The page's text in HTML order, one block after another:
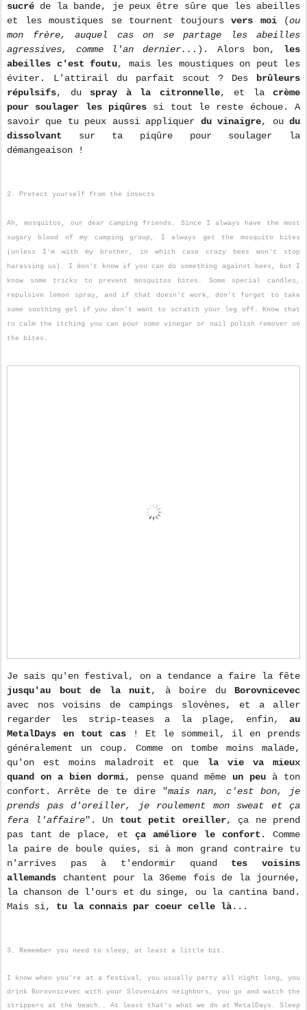
sucré de la bande, je peux être sûre que les abeilles
et les moustiques se tournent toujours vers moi(ou
mon frère, auquel cas on se partage les abeilles
agressives, comme l'an dernier... ). Alors bon, les
abeilles c'est foutu, mais les moustiques on peut les
éviter. L'attirail du parfait scout ? Des
brûleurs
répulsifs, du spray à la citronnelle, et la crème
pour soulager les piqûres si tout le reste échoue. A
savoir que tu peux aussi appliquer du vinaigre, oudu
dissolvant sur ta piqûre pour soulager la
démangeaison !
2. Protect yourself from the insects
Ah, mosquitos, our dear camping friends. Since I always have the most
sugary blood of my camping group, I always get the mosquito bites
(unless I'm with my brother, in which case crazy bees won't stop
harassing us). I don't know if you can do something against bees, but I
know some tricks to prevent mosquitos bites. Some special candles,
repulsive lemon spray, and if that doesn't work, don't forget to take
some soothing gel if you don't want to scratch your leg off. Know that
to calm the itching you can pour some vinegar or nail polish remover on
the bites.
Je sais qu'en festival, on a tendance a faire la fête
jusqu'au bout de la nuit, à boire du Borovnicevec
avec nos voisins de campings slovènes, et a aller
regarder les strip-teases a la plage, enfin, au
MetalDays en tout cas ! Et le sommeil, il en prends
généralement un coup. Comme on tombe moins malade,
qu'on est moins maladroit et que la vie va mieux
quand on a bien dormi, pense quand même un peuà ton
confort. Arrête de te dire "mais nan, c'est bon, je
prends pas d'oreiller, je roulement mon sweat et ça
fera l'affaire". Un tout petit oreiller, ça ne prend
pas tant de place, etça améliore le confort . Comme
la paire de boule quies, si à mon grand contraire tu
n'arrives pas à t'endormir quand tes voisins
allemands chantent pour la 36eme fois de la journée,
la chanson de l'ours et du singe, ou la cantina band.
Mais si, tu la connais par coeur celle là...
3. Remember you need to sleep, at least a little bit.
I know when you're at a festival, you usually party all night long, you
drink Borovnicevec with your Slovenians neighbors, you go and watch the
strippers at the beach.. At least that's what we do at MetalDays. Sleep